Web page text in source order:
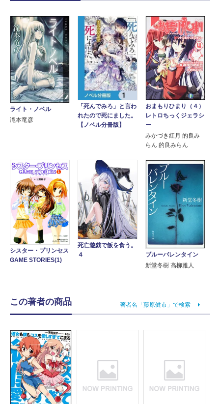
ライト・ノベル
滝本竜彦
「死んでみろ」と言わ
れたので死にました。
【ノベル分冊版】
おまもりひまり（４）
レトロちっくジェラシ
ー
みかづき紅月 的良み
らん 的良みらん
シスター・プリンセス
GAME STORIES(1)
死亡遊戯で飯を食う。
４
ブルーバレンタイン
新堂冬樹 高柳雅人
この著者の商品 著者名「藤原健市」で検索